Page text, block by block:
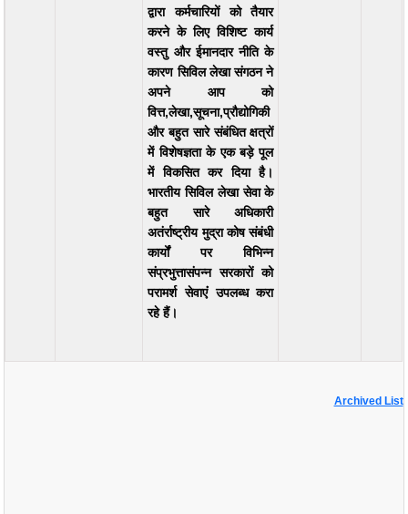
द्वारा कर्मचारियों को तैयार
करने के लिए विशिष्ट कार्य
वस्तु और ईमानदार नीति के
कारण सिविल लेखा संगठन ने
अपने आप को
वित्त,लेखा,सूचना,प्रौद्योगिकी
और बहुत सारे संबंधित क्षत्रों
में विशेषज्ञता के एक बड़े पूल
में विकसित कर दिया है।
भारतीय सिविल लेखा सेवा के
बहुत सारे अधिकारी
अतंर्राष्ट्रीय मुद्रा कोष संबंधी
कार्यों पर विभिन्न
संप्रभुत्तासंपन्न सरकारों को
परामर्श सेवाएंं उपलब्ध करा
रहे हैं।
Archived List